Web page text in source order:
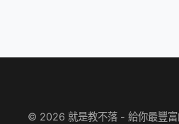
© 2026 就是教不落 - 給你最豐